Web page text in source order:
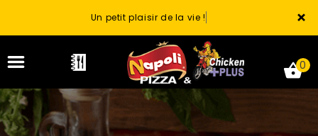
×
Un petit plaisir de la vie !
0